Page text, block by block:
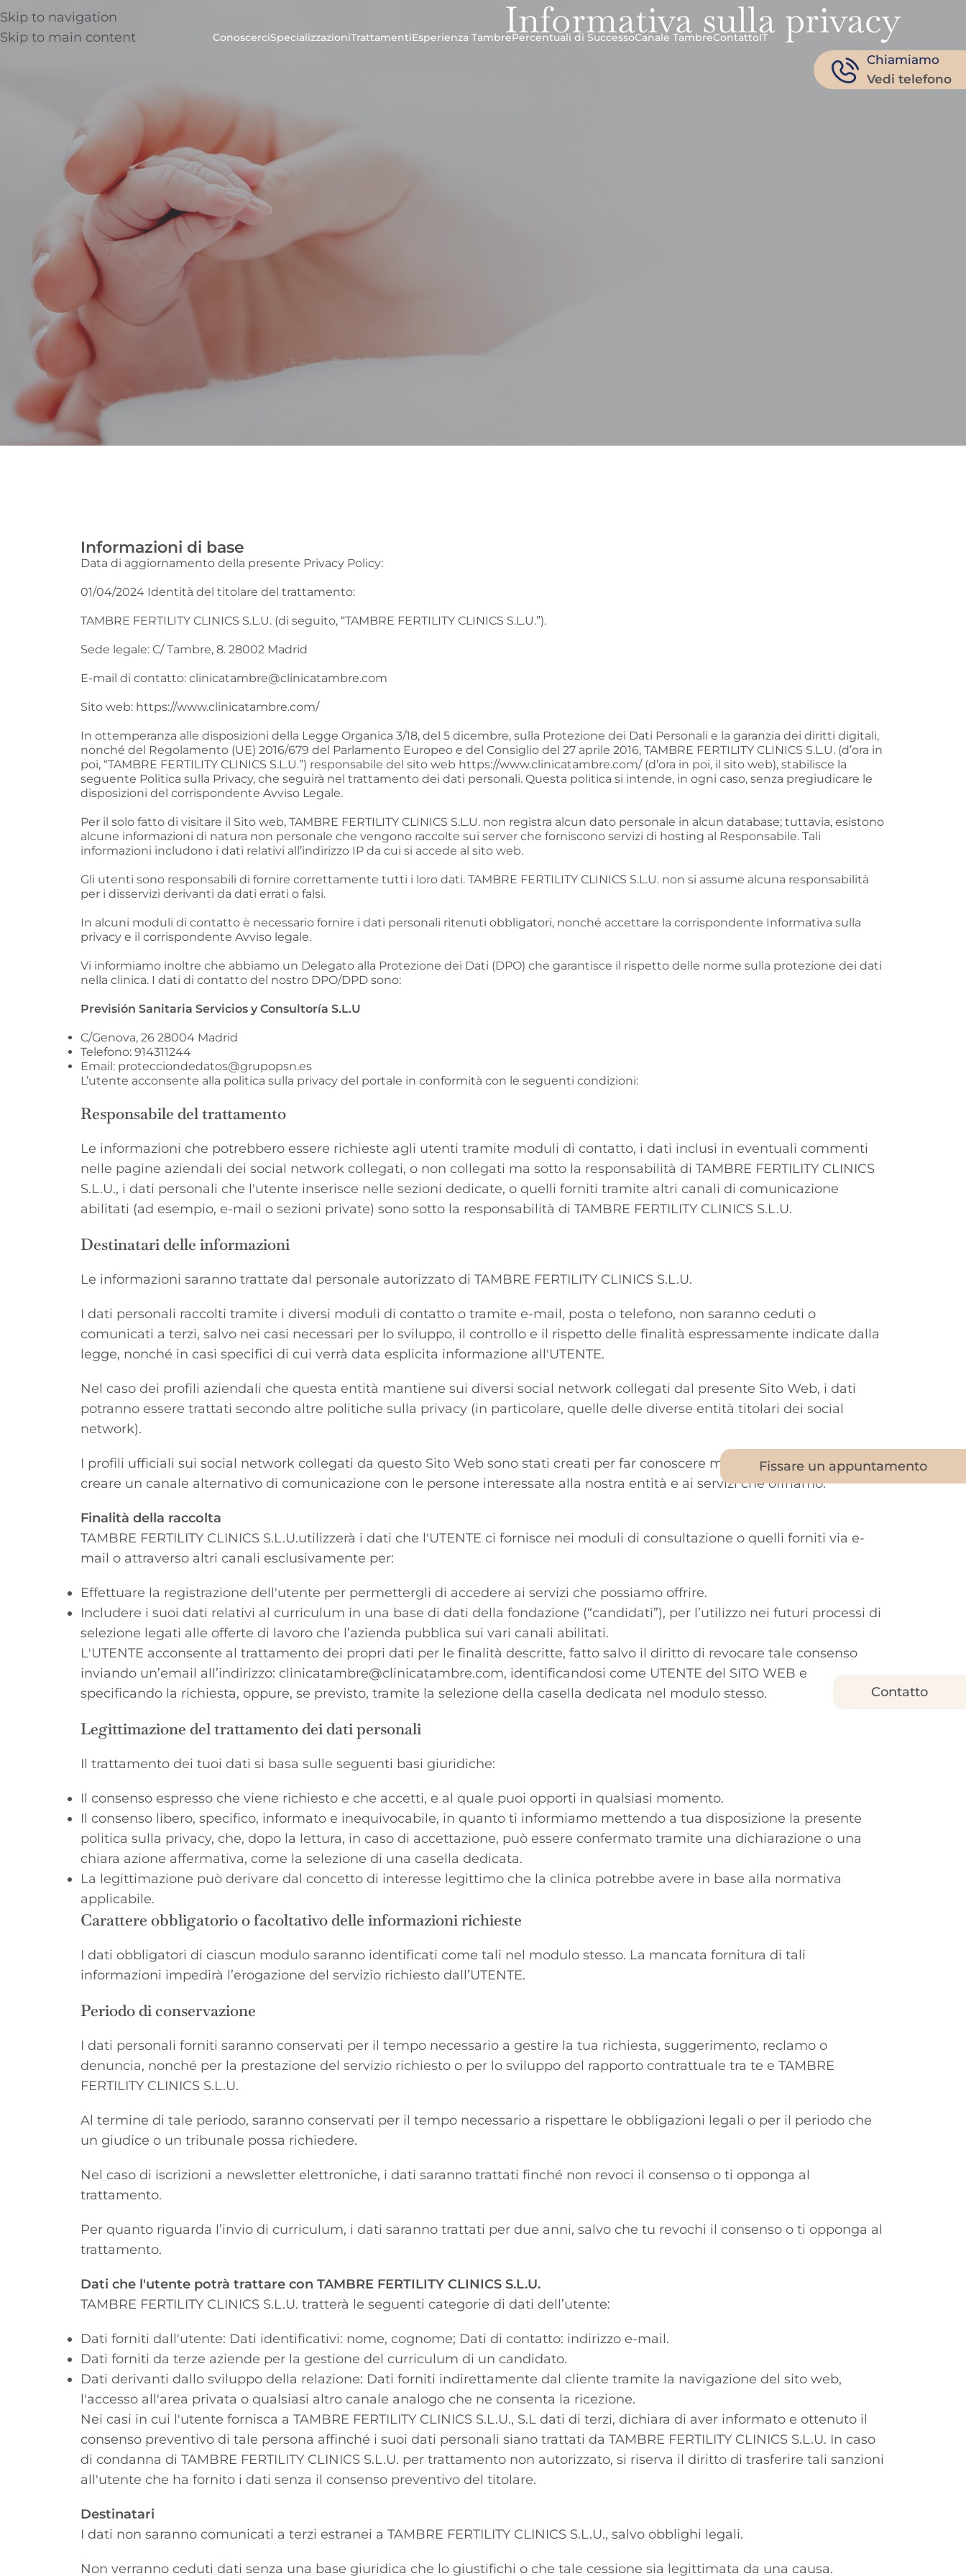
Skip to navigation
Skip to main content
ConoscerciSpecializzazioniTrattamentiEsperienza TambrePercentuali di SuccessoCanale TambreContattoIT
Chiamiamo
Vedi telefono
Informativa sulla privacy
Informazioni di base
Data di aggiornamento della presente Privacy Policy:
01/04/2024 Identità del titolare del trattamento:
TAMBRE FERTILITY CLINICS S.L.U. (di seguito, “TAMBRE FERTILITY CLINICS S.L.U.”).
Sede legale: C/ Tambre, 8. 28002 Madrid
E-mail di contatto: clinicatambre@clinicatambre.com
Sito web: https://www.clinicatambre.com/
In ottemperanza alle disposizioni della Legge Organica 3/18, del 5 dicembre, sulla Protezione dei Dati Personali e la garanzia dei diritti digitali,
nonché del Regolamento (UE) 2016/679 del Parlamento Europeo e del Consiglio del 27 aprile 2016, TAMBRE FERTILITY CLINICS S.L.U. (d’ora in
poi, “TAMBRE FERTILITY CLINICS S.L.U.”) responsabile del sito web https://www.clinicatambre.com/ (d’ora in poi, il sito web), stabilisce la
seguente Politica sulla Privacy, che seguirà nel trattamento dei dati personali. Questa politica si intende, in ogni caso, senza pregiudicare le
disposizioni del corrispondente Avviso Legale.
Per il solo fatto di visitare il Sito web, TAMBRE FERTILITY CLINICS S.L.U. non registra alcun dato personale in alcun database; tuttavia, esistono
alcune informazioni di natura non personale che vengono raccolte sui server che forniscono servizi di hosting al Responsabile. Tali
informazioni includono i dati relativi all’indirizzo IP da cui si accede al sito web.
Gli utenti sono responsabili di fornire correttamente tutti i loro dati. TAMBRE FERTILITY CLINICS S.L.U. non si assume alcuna responsabilità
per i disservizi derivanti da dati errati o falsi.
In alcuni moduli di contatto è necessario fornire i dati personali ritenuti obbligatori, nonché accettare la corrispondente Informativa sulla
privacy e il corrispondente Avviso legale.
Vi informiamo inoltre che abbiamo un Delegato alla Protezione dei Dati (DPO) che garantisce il rispetto delle norme sulla protezione dei dati
nella clinica. I dati di contatto del nostro DPO/DPD sono:
Previsión Sanitaria Servicios y Consultoría S.L.U
C/Genova, 26 28004 Madrid
Telefono: 914311244
Email: protecciondedatos@grupopsn.es
L’utente acconsente alla politica sulla privacy del portale in conformità con le seguenti condizioni:
Responsabile del trattamento
Le informazioni che potrebbero essere richieste agli utenti tramite moduli di contatto, i dati inclusi in eventuali commenti
nelle pagine aziendali dei social network collegati, o non collegati ma sotto la responsabilità di TAMBRE FERTILITY CLINICS
S.L.U., i dati personali che l'utente inserisce nelle sezioni dedicate, o quelli forniti tramite altri canali di comunicazione
abilitati (ad esempio, e-mail o sezioni private) sono sotto la responsabilità di TAMBRE FERTILITY CLINICS S.L.U.
Destinatari delle informazioni
Le informazioni saranno trattate dal personale autorizzato di TAMBRE FERTILITY CLINICS S.L.U.
I dati personali raccolti tramite i diversi moduli di contatto o tramite e-mail, posta o telefono, non saranno ceduti o
comunicati a terzi, salvo nei casi necessari per lo sviluppo, il controllo e il rispetto delle finalità espressamente indicate dalla
legge, nonché in casi specifici di cui verrà data esplicita informazione all'UTENTE.
Nel caso dei profili aziendali che questa entità mantiene sui diversi social network collegati dal presente Sito Web, i dati
potranno essere trattati secondo altre politiche sulla privacy (in particolare, quelle delle diverse entità titolari dei social
network).
I profili ufficiali sui social network collegati da questo Sito Web sono stati creati per far conoscere meglio la nostra attività e
creare un canale alternativo di comunicazione con le persone interessate alla nostra entità e ai servizi che offriamo.
Finalità della raccolta
TAMBRE FERTILITY CLINICS S.L.U.utilizzerà i dati che l'UTENTE ci fornisce nei moduli di consultazione o quelli forniti via e-
mail o attraverso altri canali esclusivamente per:
Effettuare la registrazione dell'utente per permettergli di accedere ai servizi che possiamo offrire.
Includere i suoi dati relativi al curriculum in una base di dati della fondazione (“candidati”), per l’utilizzo nei futuri processi di
selezione legati alle offerte di lavoro che l’azienda pubblica sui vari canali abilitati.
L'UTENTE acconsente al trattamento dei propri dati per le finalità descritte, fatto salvo il diritto di revocare tale consenso
inviando un’email all’indirizzo: clinicatambre@clinicatambre.com, identificandosi come UTENTE del SITO WEB e
specificando la richiesta, oppure, se previsto, tramite la selezione della casella dedicata nel modulo stesso.
Legittimazione del trattamento dei dati personali
Il trattamento dei tuoi dati si basa sulle seguenti basi giuridiche:
Il consenso espresso che viene richiesto e che accetti, e al quale puoi opporti in qualsiasi momento.
Il consenso libero, specifico, informato e inequivocabile, in quanto ti informiamo mettendo a tua disposizione la presente
politica sulla privacy, che, dopo la lettura, in caso di accettazione, può essere confermato tramite una dichiarazione o una
chiara azione affermativa, come la selezione di una casella dedicata.
La legittimazione può derivare dal concetto di interesse legittimo che la clinica potrebbe avere in base alla normativa
applicabile.
Carattere obbligatorio o facoltativo delle informazioni richieste
I dati obbligatori di ciascun modulo saranno identificati come tali nel modulo stesso. La mancata fornitura di tali
informazioni impedirà l’erogazione del servizio richiesto dall’UTENTE.
Periodo di conservazione
I dati personali forniti saranno conservati per il tempo necessario a gestire la tua richiesta, suggerimento, reclamo o
denuncia, nonché per la prestazione del servizio richiesto o per lo sviluppo del rapporto contrattuale tra te e TAMBRE
FERTILITY CLINICS S.L.U.
Al termine di tale periodo, saranno conservati per il tempo necessario a rispettare le obbligazioni legali o per il periodo che
un giudice o un tribunale possa richiedere.
Nel caso di iscrizioni a newsletter elettroniche, i dati saranno trattati finché non revoci il consenso o ti opponga al
trattamento.
Per quanto riguarda l’invio di curriculum, i dati saranno trattati per due anni, salvo che tu revochi il consenso o ti opponga al
trattamento.
Dati che l'utente potrà trattare con TAMBRE FERTILITY CLINICS S.L.U.
TAMBRE FERTILITY CLINICS S.L.U. tratterà le seguenti categorie di dati dell’utente:
Dati forniti dall'utente: Dati identificativi: nome, cognome; Dati di contatto: indirizzo e-mail.
Dati forniti da terze aziende per la gestione del curriculum di un candidato.
Dati derivanti dallo sviluppo della relazione: Dati forniti indirettamente dal cliente tramite la navigazione del sito web,
l'accesso all'area privata o qualsiasi altro canale analogo che ne consenta la ricezione.
Nei casi in cui l'utente fornisca a TAMBRE FERTILITY CLINICS S.L.U., S.L dati di terzi, dichiara di aver informato e ottenuto il
consenso preventivo di tale persona affinché i suoi dati personali siano trattati da TAMBRE FERTILITY CLINICS S.L.U. In caso
di condanna di TAMBRE FERTILITY CLINICS S.L.U. per trattamento non autorizzato, si riserva il diritto di trasferire tali sanzioni
all'utente che ha fornito i dati senza il consenso preventivo del titolare.
Destinatari
I dati non saranno comunicati a terzi estranei a TAMBRE FERTILITY CLINICS S.L.U., salvo obblighi legali.
Non verranno ceduti dati senza una base giuridica che lo giustifichi o che tale cessione sia legittimata da una causa.
Fissare un appuntamento
Contatto